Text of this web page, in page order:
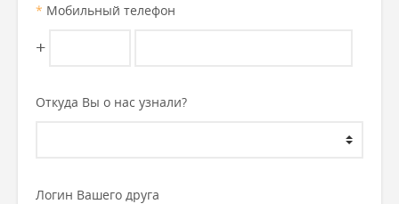
* Мобильный телефон
+
Откуда Вы о нас узнали?
Логин Вашего друга